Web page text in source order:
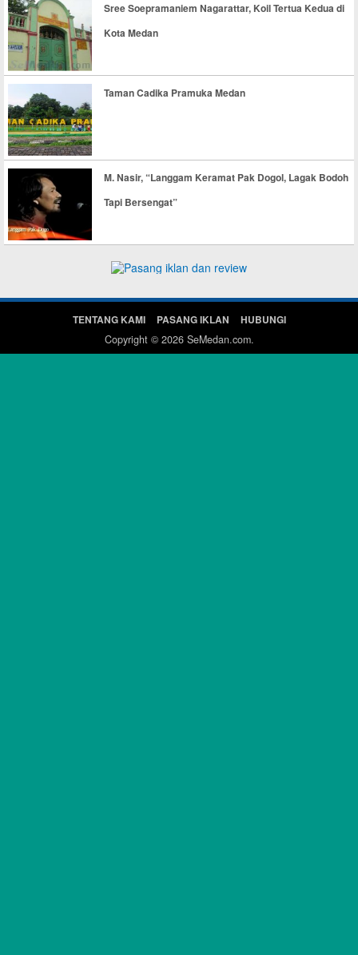
Sree Soepramaniem Nagarattar, Koil Tertua Kedua di
Kota Medan
Taman Cadika Pramuka Medan
M. Nasir, “Langgam Keramat Pak Dogol, Lagak Bodoh
Tapi Bersengat”
TENTANG KAMI PASANG IKLAN
HUBUNGI
Copyright © 2026 SeMedan.com.